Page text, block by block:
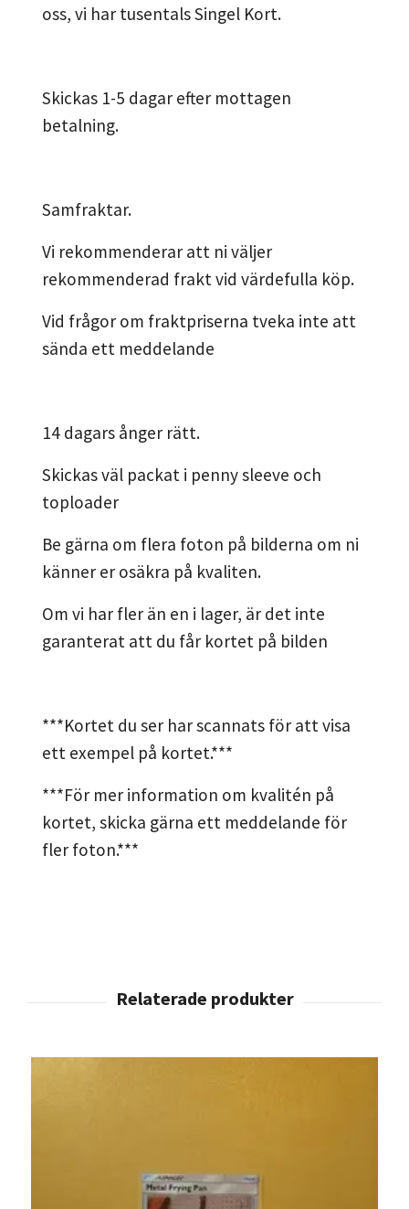
oss, vi har tusentals Singel Kort.
Skickas 1-5 dagar efter mottagen
betalning.
Samfraktar.
Vi rekommenderar att ni väljer
rekommenderad frakt vid värdefulla köp.
Vid frågor om fraktpriserna tveka inte att
sända ett meddelande
14 dagars ånger rätt.
Skickas väl packat i penny sleeve och
toploader
Be gärna om flera foton på bilderna om ni
känner er osäkra på kvaliten.
Om vi har fler än en i lager, är det inte
garanterat att du får kortet på bilden
***Kortet du ser har scannats för att visa
ett exempel på kortet.***
***För mer information om kvalitén på
kortet, skicka gärna ett meddelande för
fler foton.***